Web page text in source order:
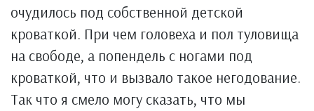
очудилось под собственной детской
кроваткой. При чем головеха и пол туловища
на свободе, а попендель с ногами под
кроваткой, что и вызвало такое негодование.
Так что я смело могу сказать, что мы